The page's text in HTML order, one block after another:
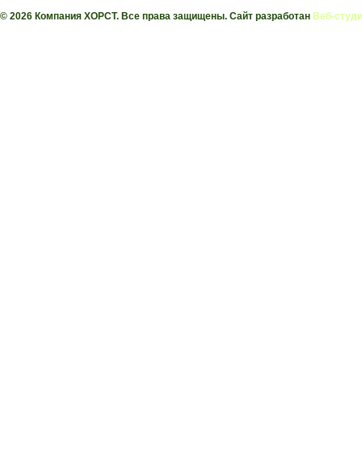
© 2026 Компания ХОРСТ. Все права защищены. Сайт разработан Веб-